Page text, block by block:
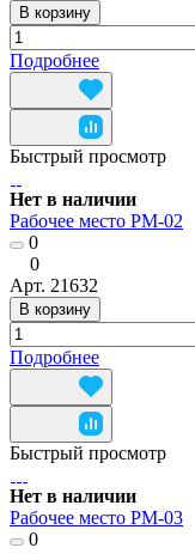
В корзину
Подробнее
Быстрый просмотр
Нет в наличии
Рабочее место РМ-02
0
0
Арт. 21632
В корзину
Подробнее
Быстрый просмотр
Нет в наличии
Рабочее место РМ-03
0